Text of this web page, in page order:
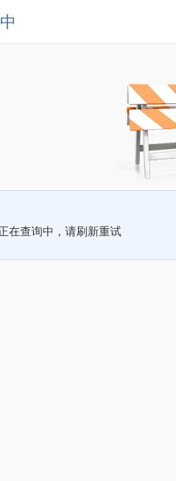
在查询中，请刷新重试